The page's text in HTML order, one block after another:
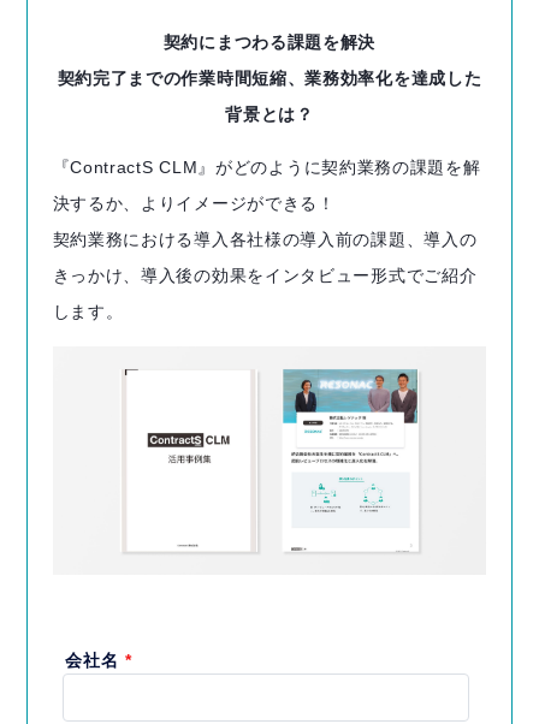
契約にまつわる課題を解決
契約完了までの作業時間短縮、業務効率化を達成した
背景とは？
『ContractS CLM』がどのように契約業務の課題を解
決するか、よりイメージができる！
契約業務における導入各社様の導入前の課題、導入の
きっかけ、導入後の効果をインタビュー形式でご紹介
します。